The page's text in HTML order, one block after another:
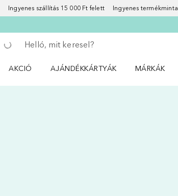
Ingyenes szállítás 15 000 Ft felett Ingyenes termékminta
Menj vissza
Keresés végrehajtása
AKCIÓ
AJÁNDÉKKÁRTYÁK
MÁRKÁK